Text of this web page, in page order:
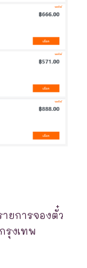
ยการจองตั๋ว
รุงเทพ